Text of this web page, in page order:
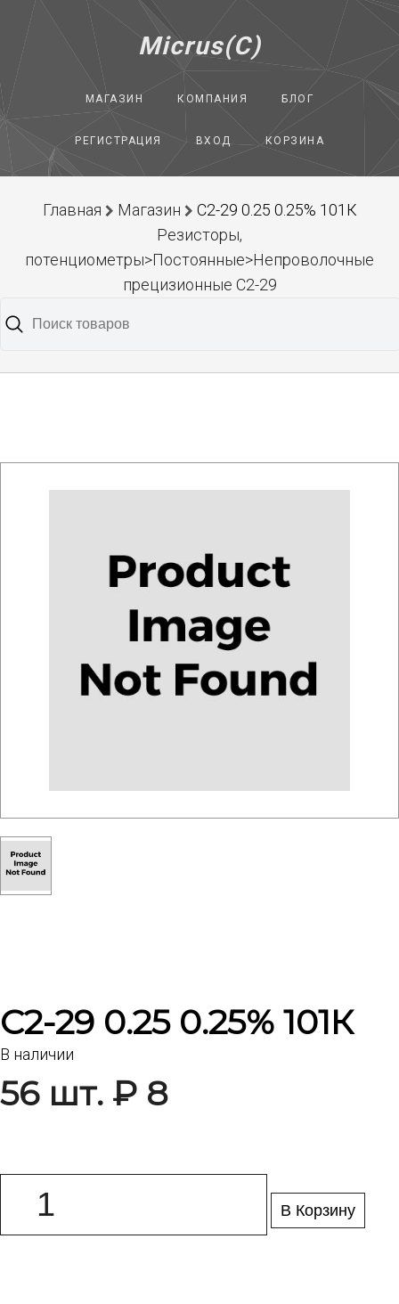
Micrus(C)
МАГАЗИН КОМПАНИЯ БЛОГ
РЕГИСТРАЦИЯ ВХОД КОРЗИНА
Главная Магазин
С2-29 0.25 0.25% 101К
Резисторы,
потенциометры>Постоянные>Непроволочные
прецизионные С2-29
С2-29 0.25 0.25% 101К
В наличии
56 шт. ₽ 8
В Корзину